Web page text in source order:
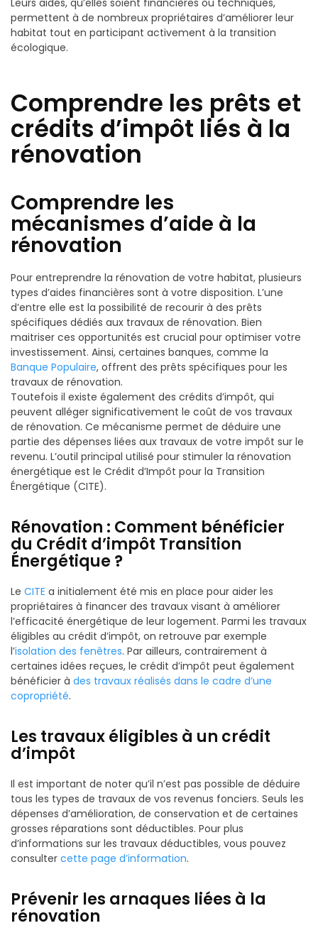
permettent à de nombreux propriétaires d’améliorer leur
habitat tout en participant activement à la transition
écologique.
Comprendre les prêts et
crédits d’impôt liés à la
rénovation
Comprendre les
mécanismes d’aide à la
rénovation
Pour entreprendre la rénovation de votre habitat, plusieurs
types d’aides financières sont à votre disposition. L’une
d’entre elle est la possibilité de recourir à des prêts
spécifiques dédiés aux travaux de rénovation. Bien
maitriser ces opportunités est crucial pour optimiser votre
investissement. Ainsi, certaines banques, comme la
Banque Populaire, offrent des prêts spécifiques pour les
travaux de rénovation.
Toutefois il existe également des crédits d’impôt, qui
peuvent alléger significativement le coût de vos travaux
de rénovation. Ce mécanisme permet de déduire une
partie des dépenses liées aux travaux de votre impôt sur le
revenu. L’outil principal utilisé pour stimuler la rénovation
énergétique est le Crédit d’Impôt pour la Transition
Énergétique (CITE).
Rénovation : Comment bénéficier
du Crédit d’impôt Transition
Énergétique ?
Le CITE a initialement été mis en place pour aider les
propriétaires à financer des travaux visant à améliorer
l’efficacité énergétique de leur logement. Parmi les travaux
éligibles au crédit d’impôt, on retrouve par exemple
l’isolation des fenêtres. Par ailleurs, contrairement à
certaines idées reçues, le crédit d’impôt peut également
bénéficier à des travaux réalisés dans le cadre d’une
copropriété.
Les travaux éligibles à un crédit
d’impôt
Il est important de noter qu’il n’est pas possible de déduire
tous les types de travaux de vos revenus fonciers. Seuls les
dépenses d’amélioration, de conservation et de certaines
grosses réparations sont déductibles. Pour plus
d’informations sur les travaux déductibles, vous pouvez
consulter cette page d’information.
Prévenir les arnaques liées à la
rénovation